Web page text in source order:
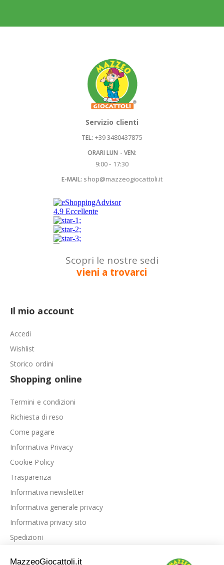
Servizio clienti
TEL: +39 3480437875
ORARI LUN - VEN:
9:00 - 17:30
E-MAIL: shop@mazzeogiocattoli.it
Scopri le nostre sedi
vieni a trovarci
Il mio account
Accedi
Wishlist
Storico ordini
Shopping online
Termini e condizioni
Richiesta di reso
Come pagare
Informativa Privacy
Cookie Policy
Trasparenza
Informativa newsletter
Informativa generale privacy
Informativa privacy sito
Spedizioni